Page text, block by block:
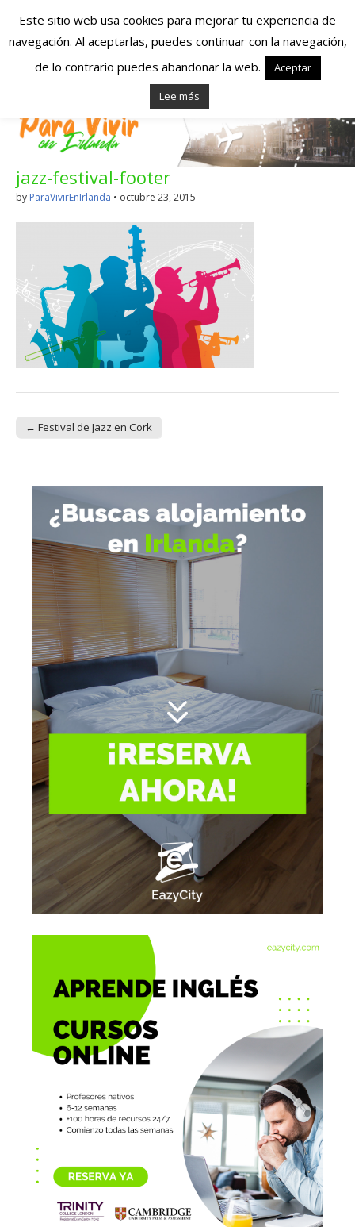
Españoles en
Irlanda – Vivir en
Irlanda – Trabajo
en Irlanda –
Alojamiento en
Irlanda
Blog dedicado a los que viven, estudian y trabajan en
Irlanda!
jazz-festival-footer
by ParaVivirEnIrlanda • octubre 23, 2015
← Festival de Jazz en Cork
Este sitio web usa cookies para mejorar tu experiencia de
navegación. Al aceptarlas, puedes continuar con la navegación,
de lo contrario puedes abandonar la web.
Aceptar
Lee más